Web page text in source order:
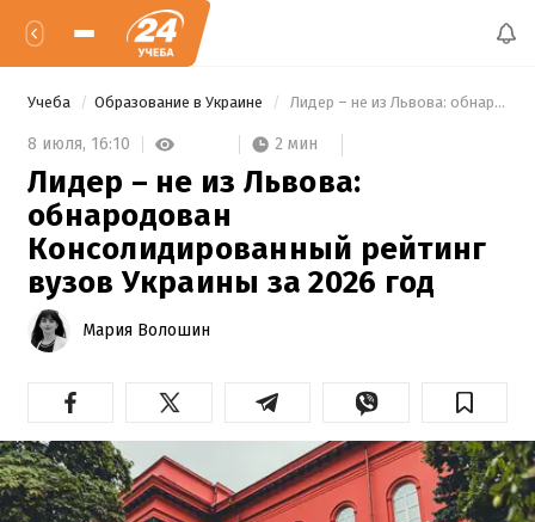
Учеба Образование в Украине Лидер – не из Львова: обнародован Консолидированный рейтинг вузов Украины за 2026 год
8 июля, 16:10 2 мин
Лидер – не из Львова:
обнародован
Консолидированный рейтинг
вузов Украины за 2026 год
Мария Волошин